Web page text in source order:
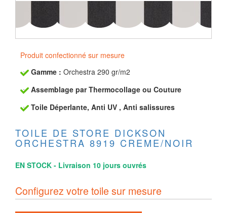
Produit confectionné sur mesure
Gamme : Orchestra 290 gr/m2
Assemblage par Thermocollage ou Couture
Toile Déperlante, Anti UV , Anti salissures
TOILE DE STORE DICKSON
ORCHESTRA 8919 CREME/NOIR
EN STOCK - Livraison 10 jours ouvrés
Configurez votre toile sur mesure